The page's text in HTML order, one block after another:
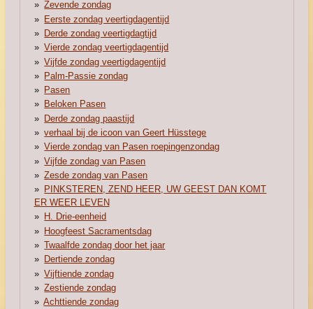
Zevende zondag
Eerste zondag veertigdagentijd
Derde zondag veertigdagtijd
Vierde zondag veertigdagentijd
Vijfde zondag veertigdagentijd
Palm-Passie zondag
Pasen
Beloken Pasen
Derde zondag paastijd
verhaal bij de icoon van Geert Hüsstege
Vierde zondag van Pasen roepingenzondag
Vijfde zondag van Pasen
Zesde zondag van Pasen
PINKSTEREN, ZEND HEER, UW GEEST DAN KOMT
ER WEER LEVEN
H. Drie-eenheid
Hoogfeest Sacramentsdag
Twaalfde zondag door het jaar
Dertiende zondag
Vijftiende zondag
Zestiende zondag
Achttiende zondag